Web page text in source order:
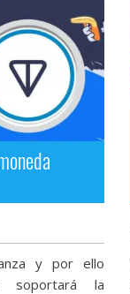
y por ello
soportará la